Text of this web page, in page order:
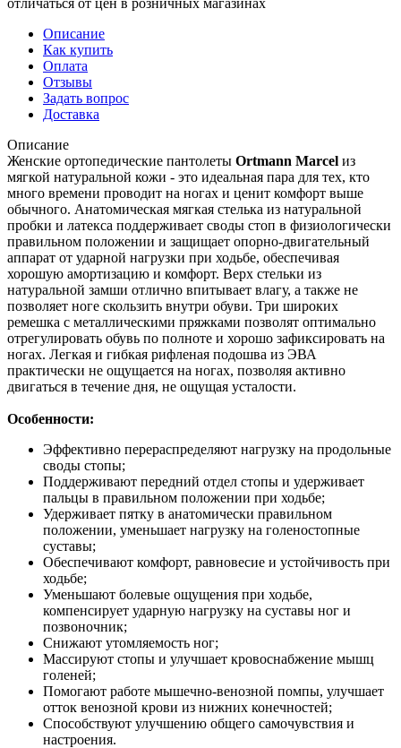
Описание
Как купить
Оплата
Отзывы
Задать вопрос
Доставка
Описание
Женские ортопедические пантолеты Ortmann Marcel из
мягкой натуральной кожи - это идеальная пара для тех, кто
много времени проводит на ногах и ценит комфорт выше
обычного. Анатомическая мягкая стелька из натуральной
пробки и латекса поддерживает своды стоп в физиологически
правильном положении и защищает опорно-двигательный
аппарат от ударной нагрузки при ходьбе, обеспечивая
хорошую амортизацию и комфорт. Верх стельки из
натуральной замши отлично впитывает влагу, а также не
позволяет ноге скользить внутри обуви. Три широких
ремешка с металлическими пряжками позволят оптимально
отрегулировать обувь по полноте и хорошо зафиксировать на
ногах. Легкая и гибкая рифленая подошва из ЭВА
практически не ощущается на ногах, позволяя активно
двигаться в течение дня, не ощущая усталости.
Особенности:
Эффективно перераспределяют нагрузку на продольные
своды стопы;
Поддерживают передний отдел стопы и удерживает
пальцы в правильном положении при ходьбе;
Удерживает пятку в анатомически правильном
положении, уменьшает нагрузку на голеностопные
суставы;
Обеспечивают комфорт, равновесие и устойчивость при
ходьбе;
Уменьшают болевые ощущения при ходьбе,
компенсирует ударную нагрузку на суставы ног и
позвоночник;
Снижают утомляемость ног;
Массируют стопы и улучшает кровоснабжение мышц
голеней;
Помогают работе мышечно-венозной помпы, улучшает
отток венозной крови из нижних конечностей;
Способствуют улучшению общего самочувствия и
настроения.